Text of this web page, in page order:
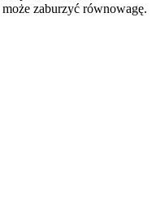
zaburzyć równowagę.